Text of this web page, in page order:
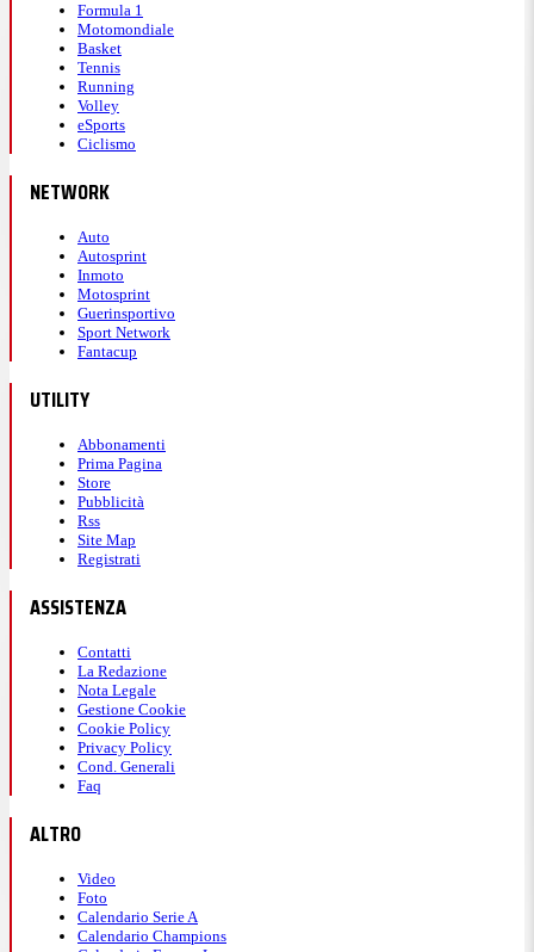
Formula 1
Motomondiale
Basket
Tennis
Running
Volley
eSports
Ciclismo
NETWORK
Auto
Autosprint
Inmoto
Motosprint
Guerinsportivo
Sport Network
Fantacup
UTILITY
Abbonamenti
Prima Pagina
Store
Pubblicità
Rss
Site Map
Registrati
ASSISTENZA
Contatti
La Redazione
Nota Legale
Gestione Cookie
Cookie Policy
Privacy Policy
Cond. Generali
Faq
ALTRO
Video
Foto
Calendario Serie A
Calendario Champions